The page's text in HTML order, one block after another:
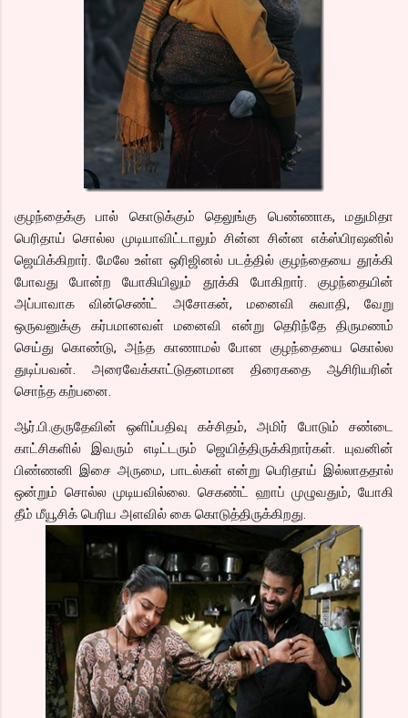
குழந்தைக்கு பால் கொடுக்கும் தெலுங்கு பெண்ணாக, மதுமிதா
பெரிதாய் சொல்ல முடியாவிட்டாலும் சின்ன சின்ன எக்ஸ்பிரஷனில்
ஜெயிக்கிறார். மேலே உள்ள ஒரிஜினல் படத்தில் குழந்தையை தூக்கி
போவது போன்ற யோகியிலும் தூக்கி போகிறார். குழந்தையின்
அப்பாவாக வின்செண்ட் அசோகன், மனைவி சுவாதி, வேறு
ஒருவனுக்கு கர்பமானவள் மனைவி என்று தெரிந்தே திருமணம்
செய்து கொண்டு, அந்த காணாமல் போன குழந்தையை கொல்ல
துடிப்பவன். அரைவேக்காட்டுதனமான திரைகதை ஆசிரியரின்
சொந்த கற்பனை.
ஆர்.பி.குருதேவின் ஒளிப்பதிவு கச்சிதம், அமிர் போடும் சண்டை
காட்சிகளில் இவரும் எடிட்டரும் ஜெயித்திருக்கிறார்கள். யுவனின்
பிண்ணனி இசை அருமை, பாடல்கள் என்று பெரிதாய் இல்லாததால்
ஒன்றும் சொல்ல முடியவில்லை. செகண்ட் ஹாப் முழுவதும், யோகி
தீம் மீயூசிக் பெரிய அளவில் கை கொடுத்திருக்கிறது.